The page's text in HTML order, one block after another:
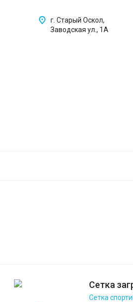
г. Старый Оскол,
Заводская ул., 1А
Сетка
Сетка